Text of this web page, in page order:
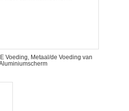
Voeding, Metaal/de Voeding van